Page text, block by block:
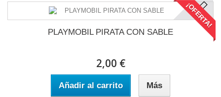
¡OFERTA!
PLAYMOBIL PIRATA CON SABLE
2,00 €
Añadir al carrito Más